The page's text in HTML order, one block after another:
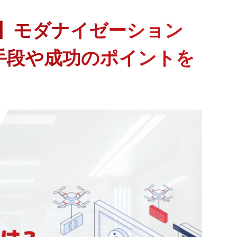
モダナイゼーション
や成功のポイントを